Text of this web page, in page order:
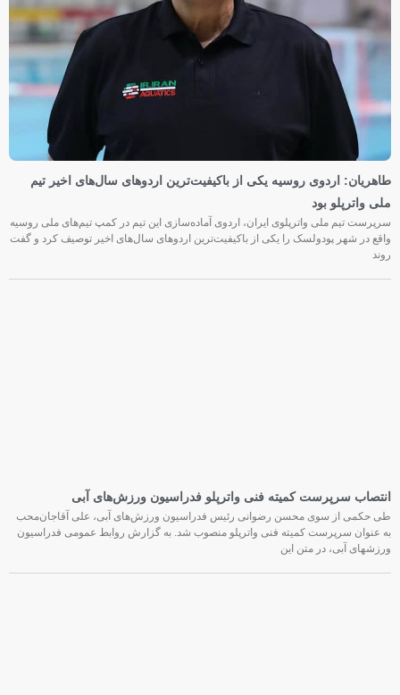
طاهریان: اردوی روسیه یکی از باکیفیت‌ترین اردوهای سال‌های اخیر تیم
ملی واترپلو بود
سرپرست تیم ملی واترپلوی ایران، اردوی آماده‌سازی این تیم در کمپ تیم‌های ملی روسیه
واقع در شهر پودولسک را یکی از باکیفیت‌ترین اردوهای سال‌های اخیر توصیف کرد و گفت
روند
انتصاب سرپرست کمیته فنی واترپلو فدراسیون ورزش‌های آبی
طی حکمی از سوی محسن رضوانی رئیس فدراسیون ورزش‌های آبی، علی آقاجان‌محب
به عنوان سرپرست کمیته فنی واترپلو منصوب شد. به گزارش روابط عمومی فدراسیون
ورزشهای آبی، در متن این